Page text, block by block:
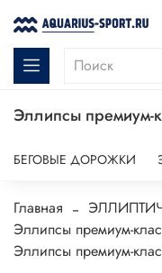
Эллипсы премиум-
БЕГОВЫЕ ДОРОЖКИ
Главная
Эллипсы премиум-
Эллипсы премиум-